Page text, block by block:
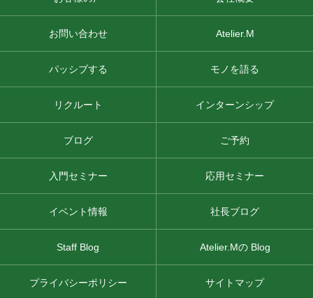
お問い合わせ Atelier.M
パッシブする モノを語る
リクルート インターンシップ
ブログ ご予約
入門セミナー 応用セミナー
イベント情報 社長ブログ
Staff Blog Atelier.Mの Blog
プライバシーポリシー サイトマップ